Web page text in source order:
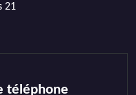
21
téléphone